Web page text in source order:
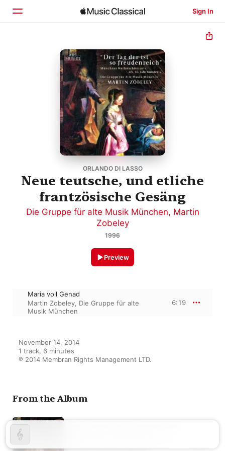
Sign In
Browse
ORLANDO DI LASSO
Neue teutsche, und etliche
frantzösische Gesäng
Die Gruppe für alte Musik München, Martin
Zobeley
1996
Preview
Maria voll Genad
Martin Zobeley, Die Gruppe für alte
Musik München
6:19
November 14, 2014
1 track, 6 minutes
℗ 2014 Membran Rights Management LTD.
From the Album